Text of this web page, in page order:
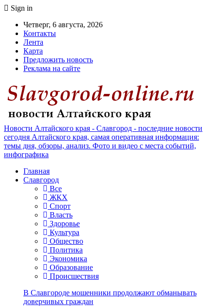
Sign in
Четверг, 6 августа, 2026
Контакты
Лента
Карта
Предложить новость
Реклама на сайте
Новости Алтайского края - Славгород - последние новости
сегодня Алтайского края, самая оперативная информация:
темы дня, обзоры, анализ. Фото и видео с места событий,
инфографика
Главная
Славгород
Все
ЖКХ
Спорт
Власть
Здоровье
Культура
Общество
Политика
Экономика
Образование
Происшествия
В Славгороде мошенники продолжают обманывать
доверчивых граждан